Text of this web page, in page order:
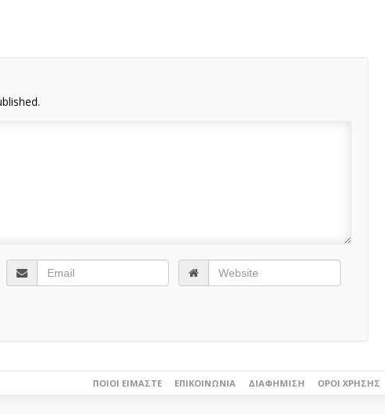
ΠΟΙΟΙ ΕΊΜΑΣΤΕ ΕΠΙΚΟΙΝΩΝΊΑ ΔΙΑΦΉΜΙΣΗ ΌΡΟΙ ΧΡΉΣΗΣ